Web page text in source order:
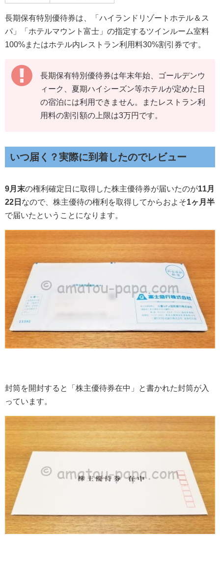
長期保有特別優待券は、「ハイランドリゾートホテル＆ス
パ」「ホテルマウント富士」の指定するツインルーム室料
100%またはホテル内レストラン利用料30%割引券です。
長期保有特別優待券は年末年始、ゴールデンウ
ィーク、夏期ハイシーズン等ホテルが定めた日
の宿泊には利用できません。またレストラン利
用料の割引額の上限は3万円です。
いつ届く？実際に到着したのでレビュー
9月末の権利確定日に取得した株主優待券が届いたのが11月
22日 なので、株主優待の権利を取得してからおよそ1ヶ月半
で届いたということになります。
封筒を開封すると「株主優待券在中」と書かれた封筒が入
っています。